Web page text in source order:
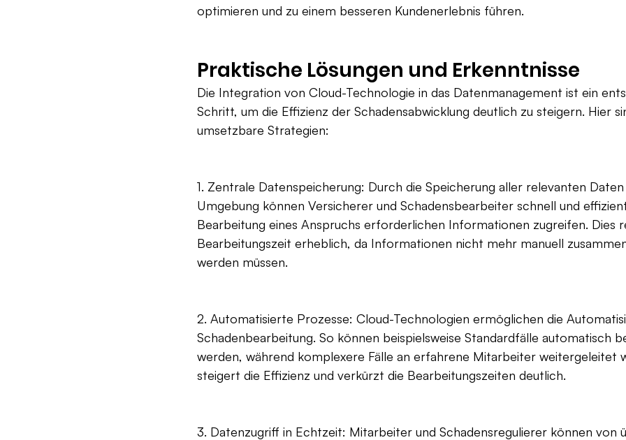
optimieren und zu einem besseren Kundenerlebnis führen.
Praktische Lösungen und Erkenntnisse
Die Integration von Cloud-Technologie in das Datenmanagement ist ein
Schritt, um die Effizienz der Schadensabwicklung deutlich zu steigern. Hier
umsetzbare Strategien:
1. Zentrale Datenspeicherung: Durch die Speicherung aller relevanten
Umgebung können Versicherer und Schadensbearbeiter schnell und
Bearbeitung eines Anspruchs erforderlichen Informationen zugreifen. Dies
Bearbeitungszeit erheblich, da Informationen nicht mehr manuell
werden müssen.
2. Automatisierte Prozesse: Cloud-Technologien ermöglichen die
Schadenbearbeitung. So können beispielsweise Standardfälle automatisch
werden, während komplexere Fälle an erfahrene Mitarbeiter weitergeleitet
steigert die Effizienz und verkürzt die Bearbeitungszeiten deutlich.
3. Datenzugriff in Echtzeit: Mitarbeiter und Schadensregulierer können von